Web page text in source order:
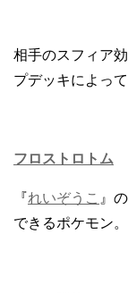
相手のスフィア
プデッキによっ
フロストロトム
『れいぞうこ 』
できるポケモン。